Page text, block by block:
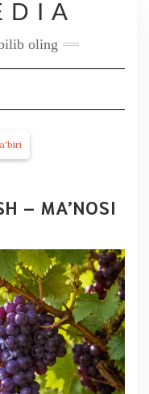
oling
– MA’NOSI